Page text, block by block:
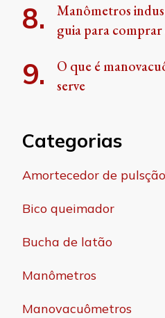
Manômetros
guia para
O que é
serve
Categorias
Amortecedor de pulsção
Bico queimador
Bucha de latão
Manômetros
Manovacuômetros